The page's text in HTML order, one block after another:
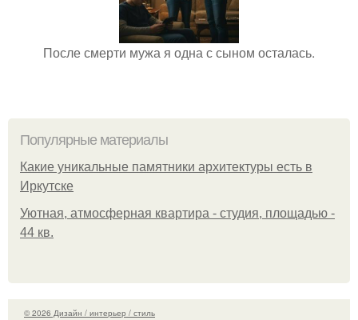
После смерти мужа я одна с сыном осталась.
Популярные материалы
Какие уникальные памятники архитектуры есть в
Иркутске
Уютная, атмосферная квартира - студия, площадью -
44 кв.
© 2026 Дизайн / интерьер / стиль